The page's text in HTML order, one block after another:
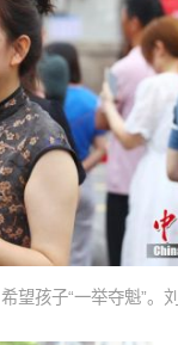
望孩子“一举夺魁”。